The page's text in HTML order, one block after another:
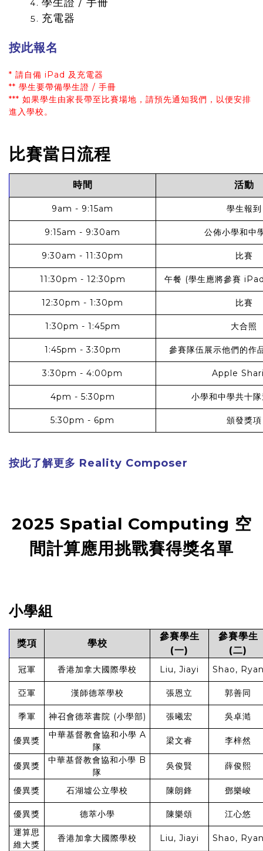
學生證 / 手冊
充電器
按此報名
* 請自備 iPad 及充電器
** 學生要帶備學生證 / 手冊
*** 如果學生由家長帶至比賽場地，請預先通知我們，以便安排
進入學校。
比賽當日流程
時間 活動
9am - 9:15am 學生報到
9:15am - 9:30am 公佈小學和中
9:30am - 11:30pm 比賽
11:30pm - 12:30pm 午餐 (學生應將參賽
12:30pm - 1:30pm 比賽
1:30pm - 1:45pm 大合照
1:45pm - 3:30pm 參賽隊伍展示他們的作
3:30pm - 4:00pm Apple
4pm - 5:30pm 小學和中學共十
5:30pm - 6pm 頒發獎項
按此了解更多 Reality Composer
2025 Spatial Computing 空
間計算應用挑戰賽得獎名單
小學組
獎項 學校
參賽學生
(一)
參賽學生
(二)
冠軍 香港加拿大國際學校 Liu, Jiayi Shao,
亞軍 漢師德萃學校 張恩立 郭善同
季軍 神召會德萃書院 (小學部) 張曦宏 吳卓澔
優異獎
中華基督教會協和小學 A
隊
梁文睿 李梓然
優異獎
中華基督教會協和小學 B
隊
吳俊賢 薛俊熙
優異獎 石湖墟公立學校 陳朗鋒 鄧樂峻
優異獎 德萃小學 陳樂頌
江心悠
運算思
維大獎
香港加拿大國際學校 Liu, Jiayi
Shao,